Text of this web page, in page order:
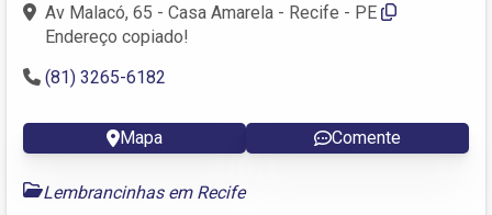
Av Malacó, 65 - Casa Amarela - Recife - PE
Endereço copiado!
(81) 3265-6182
Mapa Comente
Lembrancinhas em Recife